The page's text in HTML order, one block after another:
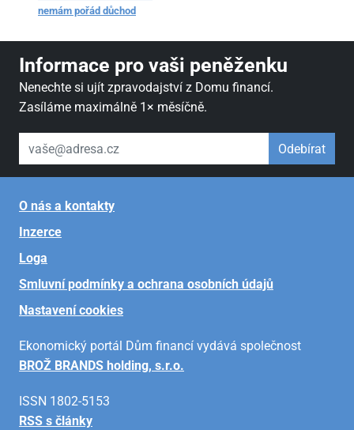
nemám pořád důchod
Informace pro vaši peněženku
Nenechte si ujít zpravodajství z Domu financí.
Zasíláme maximálně 1× měsíčně.
váš email Odebírat
O nás a kontakty
Inzerce
Loga
Smluvní podmínky a ochrana osobních údajů
Nastavení cookies
Ekonomický portál Dům financí vydává společnost
BROŽ BRANDS holding, s.r.o.
ISSN 1802-5153
RSS s články